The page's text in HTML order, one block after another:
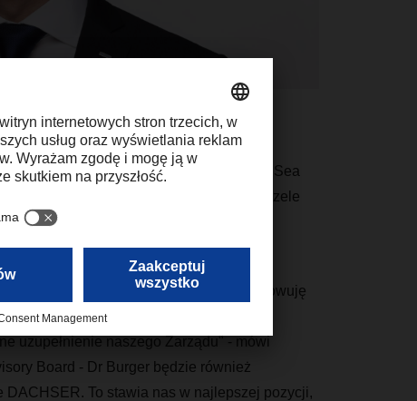
Podestàna stanowisku COO Air & Sea
z czego nieco ponad cztery na czele
życia zawodowego.
i wraz z naszą pomocą przygotowuję
holistycznym, skoncentrowanym na
uzupełnienie naszego Zarządu" - mówi
Board - Dr Burger będzie również
To stawia nas w najlepszej pozycji,